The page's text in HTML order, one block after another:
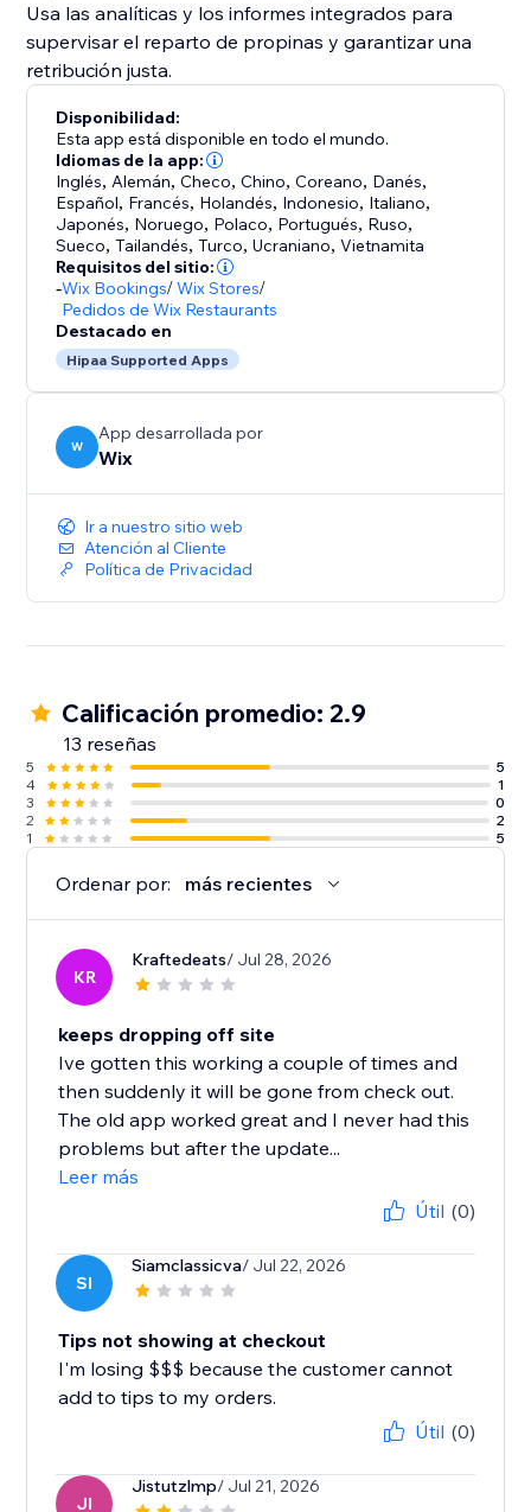
Usa las analíticas y los informes integrados para
supervisar el reparto de propinas y garantizar una
retribución justa.
Disponibilidad:
Esta app está disponible en todo el mundo.
Idiomas de la app:
Inglés, Alemán,Checo,Chino,Coreano, Danés,
Español, Francés, Holandés, Indonesio, Italiano,
Japonés, Noruego, Polaco, Portugués, Ruso,
Sueco,Tailandés,Turco,Ucraniano,Vietnamita
Requisitos del sitio:
-Wix Bookings/Wix Stores/
Pedidos de Wix Restaurants
Destacado en
Hipaa Supported Apps
W
App desarrollada por
Wix
Ir a nuestro sitio web
Atención al Cliente
Política de Privacidad
Calificación promedio: 2.9
13 reseñas
5
5
4
1
3
0
2
2
1
5
Ordenar por: más recientes
KR
Kraftedeats/ Jul 28, 2026
keeps dropping off site
Ive gotten this working a couple of times and
then suddenly it will be gone from check out.
The old app worked great and I never had this
problems but after the update...
Leer más
Útil (0)
SI
Siamclassicva/ Jul 22, 2026
Tips not showing at checkout
I'm losing $$$ because the customer cannot
add to tips to my orders.
Útil (0)
JI
Jistutzlmp/ Jul 21, 2026